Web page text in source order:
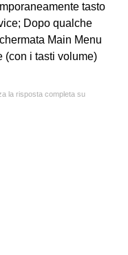
tasto
Dopo qualche
Main Menu
(con i tasti volume)
la risposta completa su